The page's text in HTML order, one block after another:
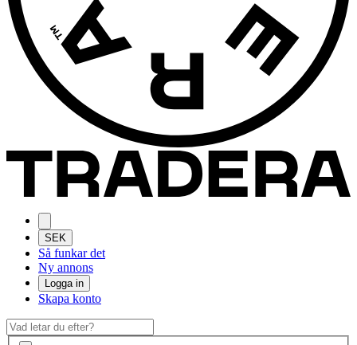
SEK
Så funkar det
Ny annons
Logga in
Skapa konto